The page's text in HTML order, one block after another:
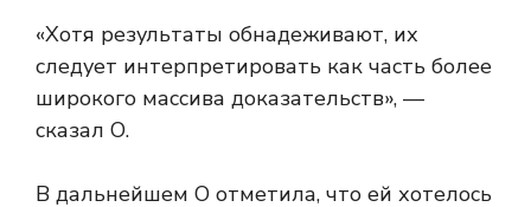
«Хотя результаты обнадеживают, их
следует интерпретировать как часть более
широкого массива доказательств», —
сказал О.
В дальнейшем О отметила, что ей хотелось